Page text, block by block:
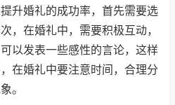
升婚礼的成功率，首先需要选
，在婚礼中，需要积极互动，
以发表一些感性的言论，这样
在婚礼中要注意时间，合理分
。